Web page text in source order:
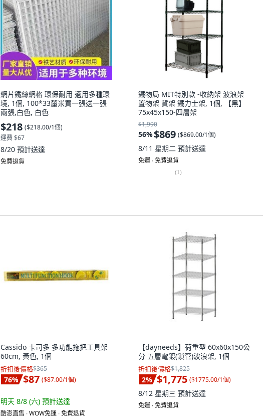
網片鐵絲網格 環保耐用 適用多種環
境, 1個, 100*33釐米買一張送一張
兩張,白色, 白色
$218 ($218.00/1個)
運費 $67
8/20 預計送達
免費退貨
鐵物局 MIT特別款 -收納架 波浪架
置物架 貨架 鐵力士架, 1個, 【黑】
75x45x150-四層架
$1,990
56%$869 ($869.00/1個)
8/11 星期二 預計送達
免運 ∙ 免費退貨
(1)
Cassido 卡司多 多功能拖把工具架
60cm, 黃色, 1個
折扣後價格$365
76% $87 ($87.00/1個)
明天 8/8 (六) 預計送達
酷澎直售 ∙ WOW免運 ∙ 免費退貨
【dayneeds】荷重型 60x60x150公
分 五層電鍍(鎖管)波浪架, 1個
折扣後價格$1,825
2% $1,775 ($1775.00/1個)
8/12 星期三 預計送達
免運 ∙ 免費退貨